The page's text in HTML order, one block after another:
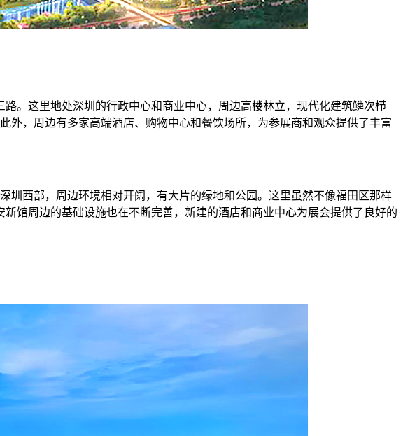
。这里地处深圳的行政中心和商业中心，周边高楼林立，现代化建筑鳞次栉
外，周边有多家高端酒店、购物中心和餐饮场所，为参展商和观众提供了丰富
圳西部，周边环境相对开阔，有大片的绿地和公园。这里虽然不像福田区那样
馆周边的基础设施也在不断完善，新建的酒店和商业中心为展会提供了良好的